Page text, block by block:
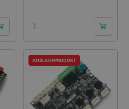
AUSLAUFPRODUKT